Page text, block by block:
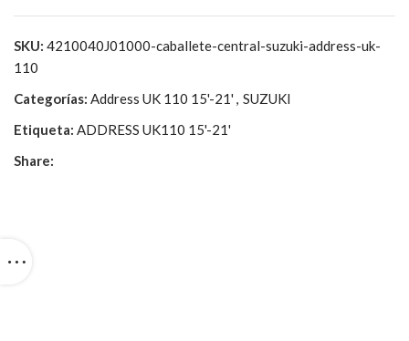
SKU: 4210040J01000-caballete-central-suzuki-address-uk-
110
Categorías: Address UK 110 15'-21' , SUZUKI
Etiqueta: ADDRESS UK110 15'-21'
Share: